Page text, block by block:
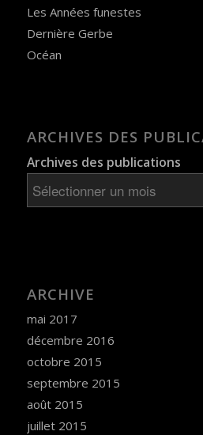
Les Années funestes
Dernière Gerbe
Océan
ARCHIVES DES
Archives des publications
ARCHIVE
mai 2017
décembre 2016
octobre 2015
septembre 2015
août 2015
juillet 2015